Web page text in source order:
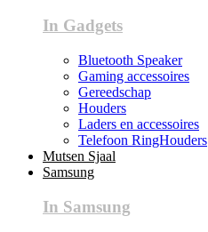
In Gadgets
Bluetooth Speaker
Gaming accessoires
Gereedschap
Houders
Laders en accessoires
Telefoon RingHouders
Mutsen Sjaal
Samsung
In Samsung